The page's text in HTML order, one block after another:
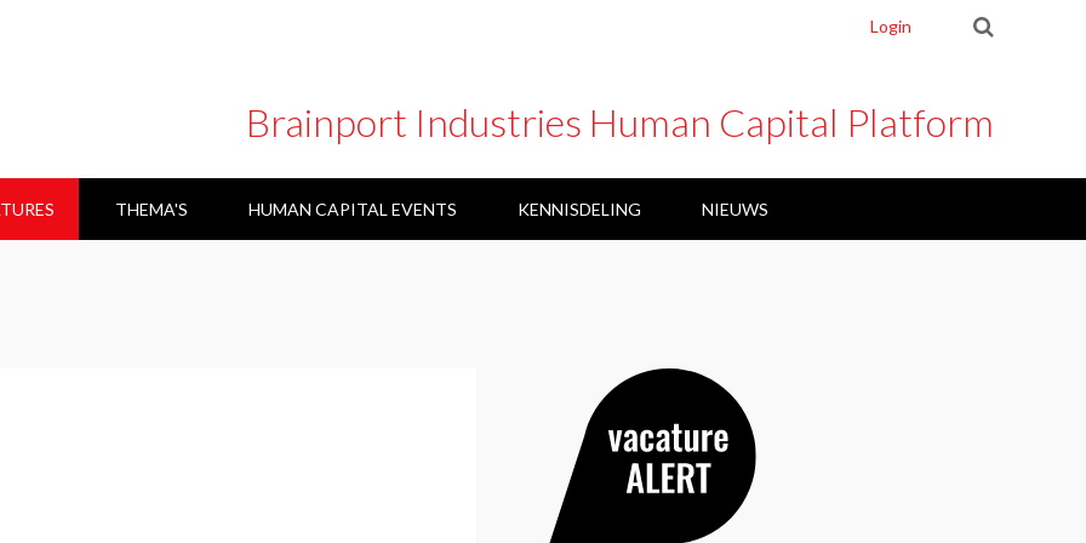
Login
Brainport Industries Human Capital Platform
THEMA'S HUMAN CAPITAL EVENTS KENNISDELING NIEUWS